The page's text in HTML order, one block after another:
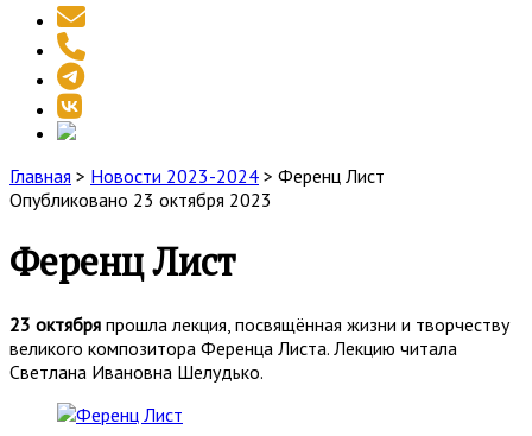
email
telegram
vk
social_icon_custom_1
Главная > Новости 2023-2024 > Ференц Лист
Опубликовано 23 октября 2023
Ференц Лист
23 октября прошла лекция, посвящённая жизни и творчеству
великого композитора Ференца Листа. Лекцию читала
Светлана Ивановна Шелудько.